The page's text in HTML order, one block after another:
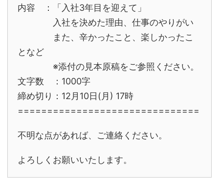
内容 ：「入社3年目を迎えて」
入社を決めた理由、仕事のやりがい
また、辛かったこと、楽しかったこ
となど
※添付の見本原稿をご参照ください。
文字数 ：1000字
締め切り：12月10日(月) 17時
===============================
不明な点があれば、ご連絡ください。
よろしくお願いいたします。